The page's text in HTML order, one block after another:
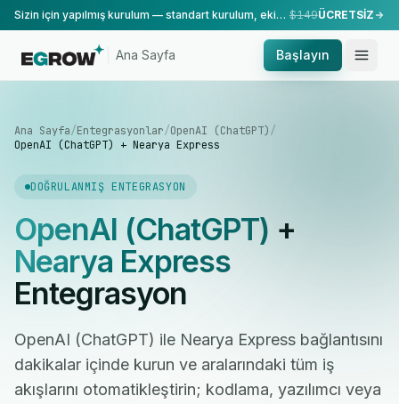
Sizin için yapılmış kurulum — standart kurulum, ekibimiz tarafından yapılır. $149ÜCRETSİZ
Ana Sayfa Başlayın
Ana Sayfa/Entegrasyonlar/OpenAI (ChatGPT)/
OpenAI (ChatGPT) + Nearya Express
DOĞRULANMIŞ ENTEGRASYON
OpenAI (ChatGPT) +
Nearya Express
Entegrasyon
OpenAI (ChatGPT) ile Nearya Express bağlantısını
dakikalar içinde kurun ve aralarındaki tüm iş
akışlarını otomatikleştirin; kodlama, yazılımcı veya